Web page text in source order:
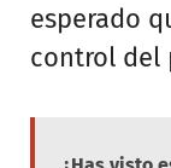
esperado
control del